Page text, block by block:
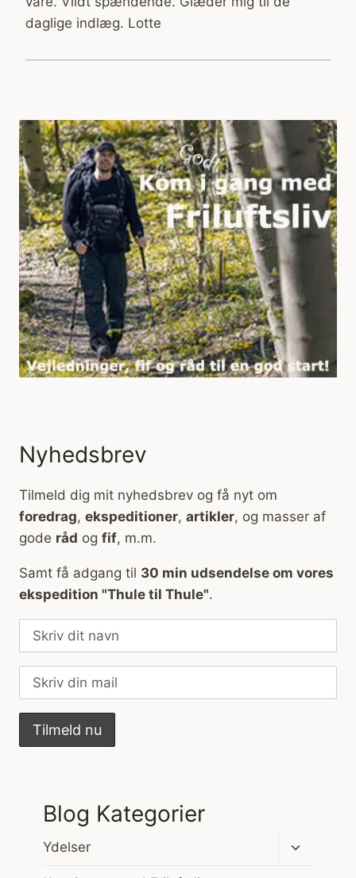
daglige indlæg. Lotte
Nyhedsbrev
Tilmeld dig mit nyhedsbrev og få nyt om
foredrag, ekspeditioner, artikler, og masser af
gode råd og fif, m.m.
Samt få adgang til 30 min udsendelse om vores
ekspedition "Thule til Thule".
Blog Kategorier
Ydelser
Skift